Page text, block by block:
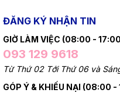
ĐĂNG KÝ NHẬN TIN
GIỜ LÀM VIỆC (08:00 -
093 129 9618
Từ Thứ 02 Tới Thứ 06 và
GÓP Ý & KHIẾU NẠI (08:00 -